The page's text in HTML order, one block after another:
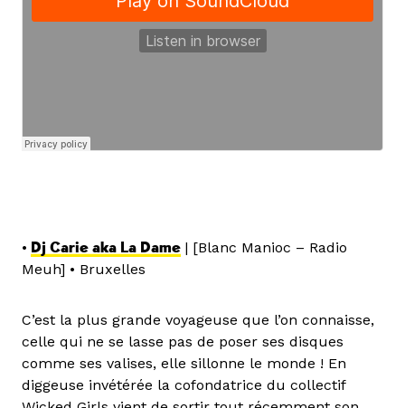
• Dj Carie aka La Dame | [Blanc Manioc – Radio
Meuh] • Bruxelles
C’est la plus grande voyageuse que l’on connaisse,
celle qui ne se lasse pas de poser ses disques
comme ses valises, elle sillonne le monde ! En
diggeuse invétérée la cofondatrice du collectif